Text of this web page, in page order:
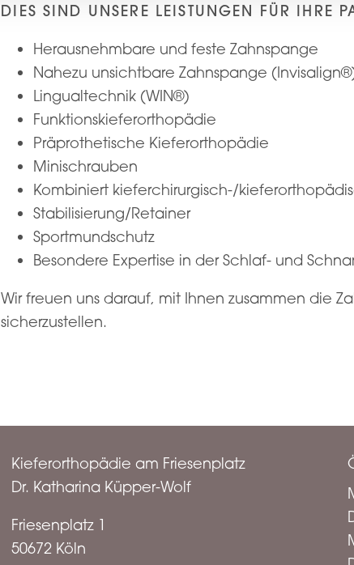
DIES SIND UNSERE LEISTUNGEN FÜR IHRE
Herausnehmbare und feste Zahnspange
Nahezu unsichtbare Zahnspange
Lingualtechnik (WIN®)
Funktionskieferorthopädie
Präprothetische Kieferorthopädie
Minischrauben
Kombiniert kieferchirurgisch-/
Stabilisierung/Retainer
Sportmundschutz
Besondere Expertise in der Schlaf- und
Wir freuen uns darauf, mit Ihnen zusammen die
sicherzustellen.
Kieferorthopädie am Friesenplatz
Dr. Katharina Küpper-Wolf
Friesenplatz 1
50672 Köln